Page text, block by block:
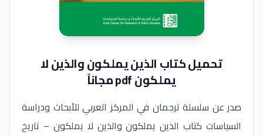
تحميل كتاب الذين يملكون والذين لا
يملكون pdf مجاناً
صدر عن سلسلة ترجمان في المركز العربي للأبحاث ودراسة
السياسات كتاب الذين يملكون والذين لا يملكون – تاريخ